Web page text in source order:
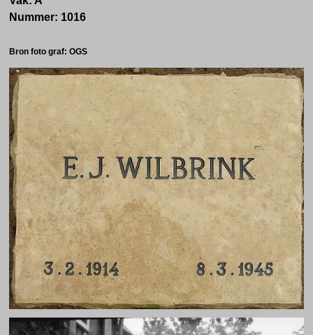
Nummer: 1016
Bron foto graf: OGS